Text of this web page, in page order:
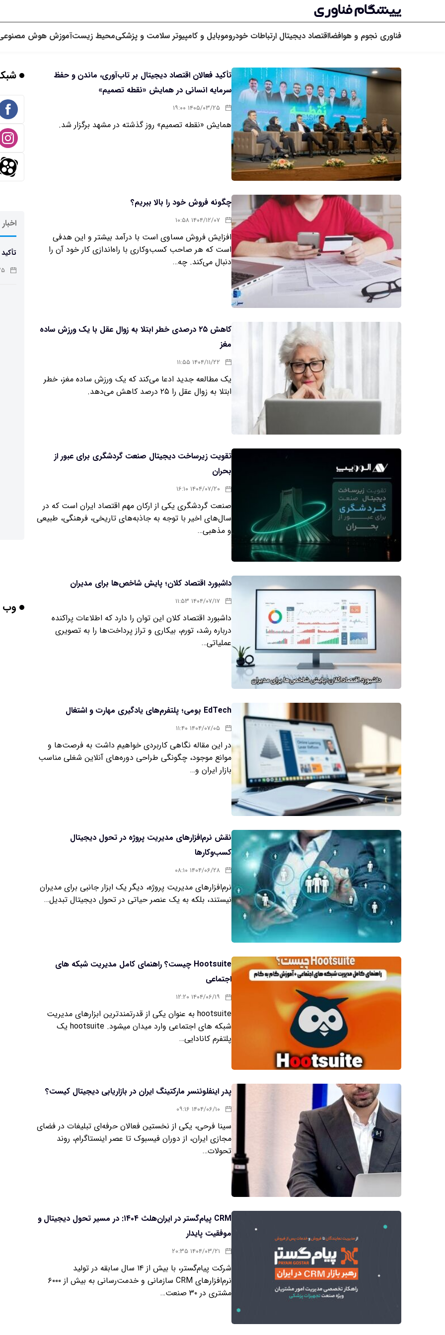
فناوری نجوم و هوافضااقتصاد دیجیتال ارتباطات خودروموبایل و کامپیوتر سلامت و پزشکیمحیط زیستآموزش هوش
تأکید فعالان اقتصاد دیجیتال بر تاب‌آوری، ماندن و حفظ
سرمایه انسانی در همایش «نقطه تصمیم»
۱۴۰۵/۰۳/۲۵ ۱۹:۰۰
همایش «نقطه تصمیم» روز گذشته در مشهد برگزار شد.
چگونه فروش خود را بالا ببریم؟
۱۴۰۴/۱۲/۰۷ ۱۰:۵۸
افزایش فروش مساوی است با درآمد بیشتر و این هدفی
است که هر صاحب کسب‌وکاری با راه‌اندازی کار خود آن را
دنبال می‌کند. چه…
کاهش ۲۵ درصدی خطر ابتلا به زوال عقل با یک ورزش ساده
مغز
۱۴۰۴/۱۱/۲۲ ۱۱:۵۵
یک مطالعه جدید ادعا می‌کند که یک ورزش ساده مغز، خطر
ابتلا به زوال عقل را ۲۵ درصد کاهش می‌دهد.
تقویت زیرساخت دیجیتال صنعت گردشگری برای عبور از
بحران
۱۴۰۴/۰۷/۲۰ ۱۶:۱۰
صنعت گردشگری یکی از ارکان مهم اقتصاد ایران است که در
سال‌های اخیر با توجه به جاذبه‌‌‌های تاریخی، فرهنگی، طبیعی
و مذهبی…
داشبورد اقتصاد کلان؛ پایش شاخص‌ها برای مدیران
۱۴۰۴/۰۷/۱۷ ۱۱:۵۳
داشبورد اقتصاد کلان این توان را دارد که اطلاعات پراکنده
درباره رشد، تورم، بیکاری و تراز پرداخت‌ها را به تصویری
عملیاتی…
EdTech بومی؛ پلتفرم‌های یادگیری مهارت‌ و اشتغال
۱۴۰۴/۰۷/۰۵ ۱۱:۴۰
در این مقاله نگاهی کاربردی خواهیم داشت به فرصت‌ها و
موانع موجود، چگونگی طراحی دوره‌های آنلاین شغلی مناسب
بازار ایران و…
نقش نرم‌افزارهای مدیریت پروژه در تحول دیجیتال
کسب‌وکارها
۱۴۰۴/۰۶/۲۸ ۰۸:۱۰
نرم‌افزارهای مدیریت پروژه، دیگر یک ابزار جانبی برای مدیران
نیستند، بلکه به یک عنصر حیاتی در تحول دیجیتال تبدیل…
Hootsuite چیست؟ راهنمای کامل مدیریت شبکه‌ های
اجتماعی
۱۴۰۴/۰۶/۱۹ ۱۲:۲۰
hootsuite به عنوان یکی از قدرتمندترین ابزارهای مدیریت
شبکه های اجتماعی وارد میدان میشود. hootsuite یک
پلتفرم کانادایی…
پدر اینفلوئنسر مارکتینگ ایران در بازاریابی دیجیتال کیست؟
۱۴۰۴/۰۶/۱۰ ۰۹:۱۶
سینا فرحی، یکی از نخستین فعالان حرفه‌ای تبلیغات در فضای
مجازی ایران، از دوران فیسبوک تا عصر اینستاگرام، روند
تحولات…
CRM پیام‌گستر در ایران‌هلث ۱۴۰۴: در مسیر تحول دیجیتال و
موفقیت پایدار
۱۴۰۴/۰۳/۲۱ ۲۰:۳۵
شرکت پیام‌گستر، با بیش از ۱۴ سال سابقه در تولید
نرم‌افزارهای CRM سازمانی و خدمت‌رسانی به بیش از ۶۰۰۰
مشتری در ۳۰ صنعت…
حفظ
وب